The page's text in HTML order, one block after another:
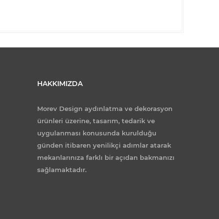
HAKKIMIZDA
Morev Design aydınlatma ve dekorasyon
ürünleri üzerine, tasarım, tedarik ve
uygulanması konusunda kurulduğu
günden itibaren yenilikçi adımlar atarak
mekanlarınıza farklı bir açıdan bakmanızı
sağlamaktadır.